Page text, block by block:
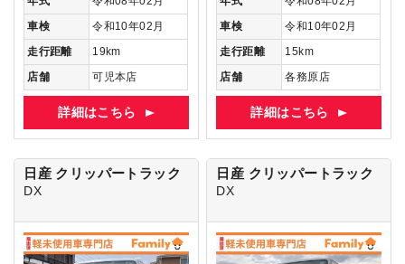
車検
令和10年02月
走行距離
19km
店舗
可児本店
詳細はこちら
車検
令和10年02月
走行距離
15km
店舗
各務原店
詳細はこちら
日産 クリッパートラック
DX
日産 クリッパートラック
DX